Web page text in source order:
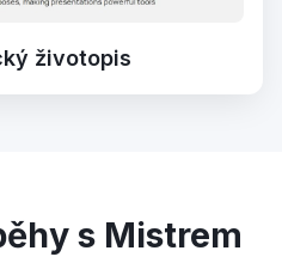
životopis
s Mistrem